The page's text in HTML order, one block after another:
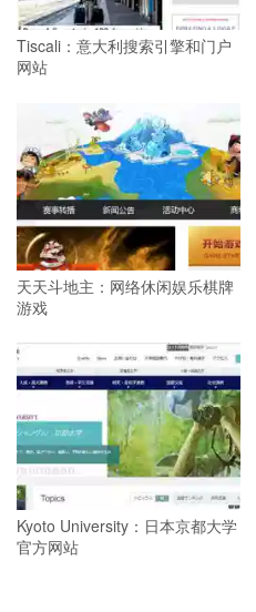
Tiscali：意大利搜索引擎和门户
网站
天天斗地主：网络休闲娱乐棋牌
游戏
Kyoto University：日本京都大学
官方网站